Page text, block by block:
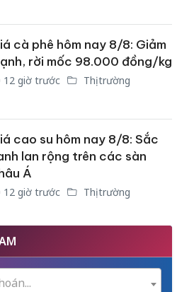
cà phê hôm nay 8/8: Giảm
rời mốc 98.000 đồng/kg
12 giờ trước Thị trường
cao su hôm nay 8/8: Sắc
lan rộng trên các sàn
Á
12 giờ trước Thị trường